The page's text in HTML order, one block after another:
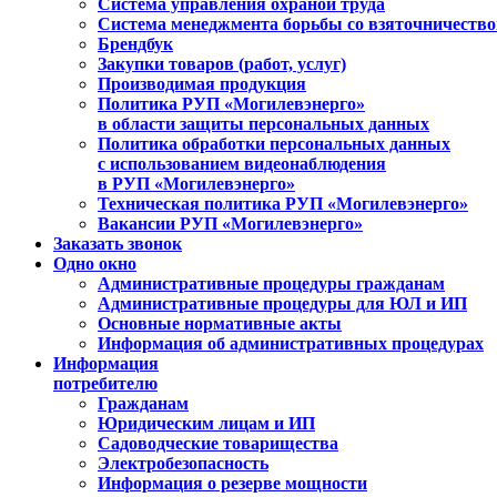
Система управления охраной труда
Система менеджмента борьбы со
Брендбук
Закупки товаров (работ, услуг)
Производимая продукция
Политика РУП «Могилевэнерго»
в области защиты персональных данных
Политика обработки персональных данных
с использованием видеонаблюдения
в РУП «Могилевэнерго»
Техническая политика РУП «Могилевэнерго»
Вакансии РУП «Могилевэнерго»
Заказать звонок
Одно окно
Административные процедуры гражданам
Административные процедуры для ЮЛ и ИП
Основные нормативные акты
Информация об административных процедурах
Информация
потребителю
Гражданам
Юридическим лицам и ИП
Садоводческие товарищества
Электробезопасность
Информация о резерве мощности